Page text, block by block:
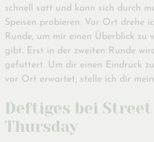
schnell satt und kann sich durch
Speisen probieren. Vor Ort drehe
Runde, um mir einen Überblick zu
gibt. Erst in der zweiten Runde
gefuttert. Um dir einen Eindruck
vor Ort erwartet, stelle ich dir
Deftiges bei Street
Thursday